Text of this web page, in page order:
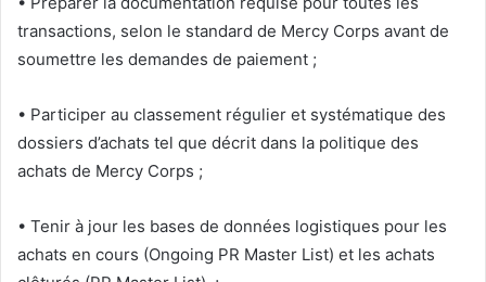
transactions, selon le standard de Mercy Corps avant de
soumettre les demandes de paiement ;
• Participer au classement régulier et systématique des
dossiers d’achats tel que décrit dans la politique des
achats de Mercy Corps ;
• Tenir à jour les bases de données logistiques pour les
achats en cours (Ongoing PR Master List) et les achats